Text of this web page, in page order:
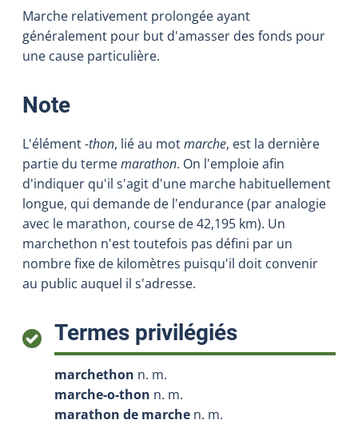
Marche relativement prolongée ayant
généralement pour but d'amasser des fonds pour
une cause particulière.
Note:
L'élément-thon, lié au motmarche, est la dernière
partie du termemarathon. On l'emploie afin
d'indiquer qu'il s'agit d'une marche habituellement
longue, qui demande de l'endurance (par analogie
avec le marathon, course de 42,195 km). Un
marchethon n'est toutefois pas défini par un
nombre fixe de kilomètres puisqu'il doit convenir
au public auquel il s'adresse.
Termes privilégiés:
marchethon n. m.
marche-o-thon n. m.
marathon de marche n. m.